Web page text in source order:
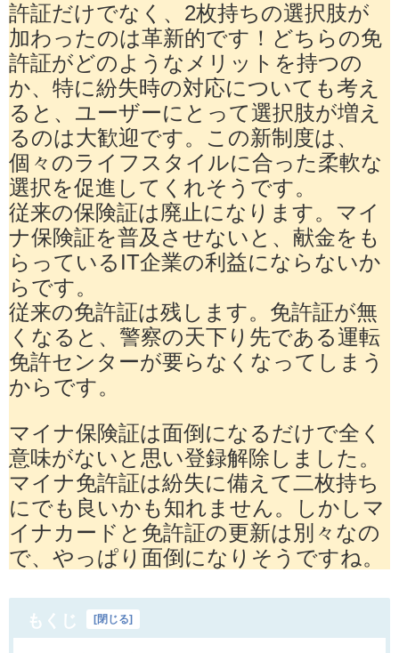
許証だけでなく、2枚持ちの選択肢が
加わったのは革新的です！どちらの免
許証がどのようなメリットを持つの
か、特に紛失時の対応についても考え
ると、ユーザーにとって選択肢が増え
るのは大歓迎です。この新制度は、
個々のライフスタイルに合った柔軟な
選択を促進してくれそうです。
従来の保険証は廃止になります。マイ
ナ保険証を普及させないと、献金をも
らっているIT企業の利益にならないか
らです。
従来の免許証は残します。免許証が無
くなると、警察の天下り先である運転
免許センターが要らなくなってしまう
からです。
マイナ保険証は面倒になるだけで全く
意味がないと思い登録解除しました。
マイナ免許証は紛失に備えて二枚持ち
にでも良いかも知れません。しかしマ
イナカードと免許証の更新は別々なの
で、やっぱり面倒になりそうですね。
もくじ [閉じる]